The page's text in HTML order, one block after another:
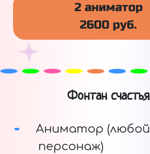
2 аниматор
2600 руб.
Фонтан счастья
Аниматор (любой
персонаж)